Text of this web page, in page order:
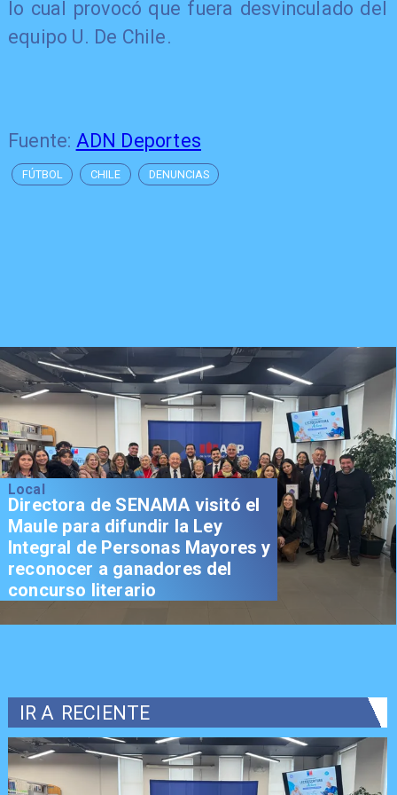
lo cual provocó que fuera desvinculado del
equipo U. De Chile.
Fuente: ADN Deportes
FÚTBOL CHILE DENUNCIAS
Local
Directora de SENAMA visitó el
Maule para difundir la Ley
Integral de Personas Mayores y
reconocer a ganadores del
concurso literario
IR A RECIENTE